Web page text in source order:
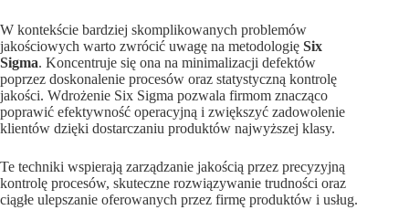
W kontekście bardziej skomplikowanych problemów
jakościowych warto zwrócić uwagę na metodologię Six
Sigma. Koncentruje się ona na minimalizacji defektów
poprzez doskonalenie procesów oraz statystyczną kontrolę
jakości. Wdrożenie Six Sigma pozwala firmom znacząco
poprawić efektywność operacyjną i zwiększyć zadowolenie
klientów dzięki dostarczaniu produktów najwyższej klasy.
Te techniki wspierają zarządzanie jakością przez precyzyjną
kontrolę procesów, skuteczne rozwiązywanie trudności oraz
ciągłe ulepszanie oferowanych przez firmę produktów i usług.